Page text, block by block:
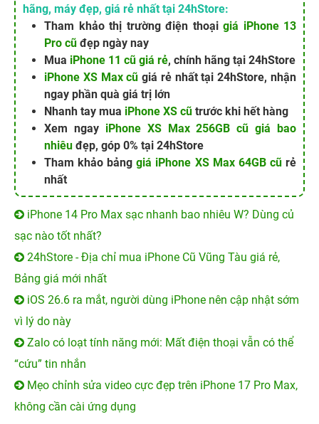
hãng, máy đẹp, giá rẻ nhất tại 24hStore:
Tham khảo thị trường điện thoại giá iPhone 13
Pro cũ đẹp ngày nay
Mua iPhone 11 cũ giá rẻ, chính hãng tại 24hStore
iPhone XS Max cũ giá rẻ nhất tại 24hStore, nhận
ngay phần quà giá trị lớn
Nhanh tay mua iPhone XS cũ trước khi hết hàng
Xem ngay iPhone XS Max 256GB cũ giá bao
nhiêu đẹp, góp 0% tại 24hStore
Tham khảo bảnggiá iPhone XS Max 64GB cũrẻ
nhất
iPhone 14 Pro Max sạc nhanh bao nhiêu W? Dùng củ
sạc nào tốt nhất?
24hStore - Địa chỉ mua iPhone Cũ Vũng Tàu giá rẻ,
Bảng giá mới nhất
iOS 26.6 ra mắt, người dùng iPhone nên cập nhật sớm
vì lý do này
Zalo có loạt tính năng mới: Mất điện thoại vẫn có thể
“cứu” tin nhắn
Mẹo chỉnh sửa video cực đẹp trên iPhone 17 Pro Max,
không cần cài ứng dụng